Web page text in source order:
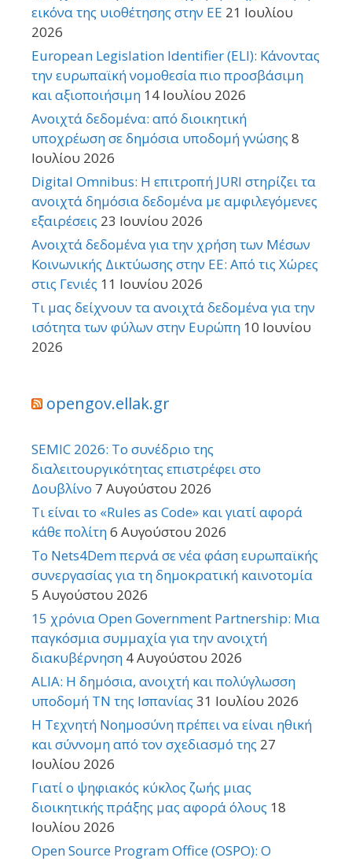
εικόνα της υιοθέτησης στην ΕΕ 21 Ιουλίου
2026
European Legislation Identifier (ELI): Κάνοντας
την ευρωπαϊκή νομοθεσία πιο προσβάσιμη
και αξιοποιήσιμη 14 Ιουλίου 2026
Ανοιχτά δεδομένα: από διοικητική
υποχρέωση σε δημόσια υποδομή γνώσης 8
Ιουλίου 2026
Digital Omnibus: Η επιτροπή JURI στηρίζει τα
ανοιχτά δημόσια δεδομένα με αμφιλεγόμενες
εξαιρέσεις 23 Ιουνίου 2026
Ανοιχτά δεδομένα για την χρήση των Μέσων
Κοινωνικής Δικτύωσης στην ΕΕ: Από τις Χώρες
στις Γενιές 11 Ιουνίου 2026
Τι μας δείχνουν τα ανοιχτά δεδομένα για την
ισότητα των φύλων στην Ευρώπη 10 Ιουνίου
2026
opengov.ellak.gr
SEMIC 2026: Το συνέδριο της
διαλειτουργικότητας επιστρέφει στο
Δουβλίνο 7 Αυγούστου 2026
Τι είναι το «Rules as Code» και γιατί αφορά
κάθε πολίτη6 Αυγούστου 2026
Το Nets4Dem περνά σε νέα φάση ευρωπαϊκής
συνεργασίας για τη δημοκρατική καινοτομία
5 Αυγούστου 2026
15 χρόνια Open Government Partnership: Μια
παγκόσμια συμμαχία για την ανοιχτή
διακυβέρνηση 4 Αυγούστου 2026
ALIA: Η δημόσια, ανοιχτή και πολύγλωσση
υποδομή ΤΝ της Ισπανίας 31 Ιουλίου 2026
Η Τεχνητή Νοημοσύνη πρέπει να είναι ηθική
και σύννομη από τον σχεδιασμό της 27
Ιουλίου 2026
Γιατί ο ψηφιακός κύκλος ζωής μιας
διοικητικής πράξης μας αφορά όλους 18
Ιουλίου 2026
Open Source Program Office (OSPO): Ο